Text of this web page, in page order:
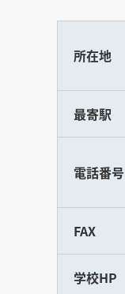
所在地
最寄駅
電話番号
FAX
学校HP